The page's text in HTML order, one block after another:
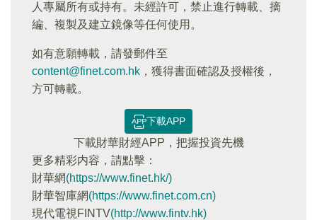
人專屬所有或持有。未經許可，禁止進行轉載、摘
編、複製及建立鏡像等任何使用。
如有意願轉載，請發郵件至
content@finet.com.hk ，獲得書面確認及授權後，
方可轉載。
下載APP
下載財華財經APP，把握投資先機
更多精彩内容，請點擊：
財華網(https://www.finet.hk/)
財華智庫網(https://www.finet.com.cn)
現代電視FINTV(http://www.fintv.hk)